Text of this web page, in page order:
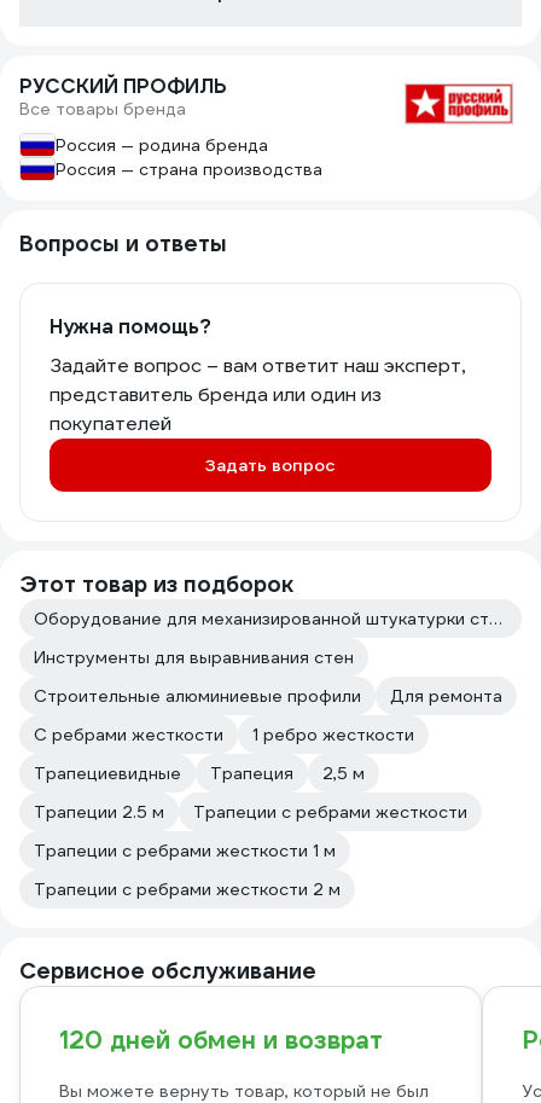
РУССКИЙ ПРОФИЛЬ
Все товары бренда
Россия — родина бренда
Россия — страна производства
Вопросы и ответы
Нужна помощь?
Задайте вопрос – вам ответит наш эксперт,
представитель бренда или один из
покупателей
Задать вопрос
Этот товар из подборок
Оборудование для механизированной штукатурки стен
Инструменты для выравнивания стен
Строительные алюминиевые профили
Для ремонта
С ребрами жесткости
1 ребро жесткости
Трапециевидные
Трапеция
2,5 м
Трапеции 2.5 м
Трапеции с ребрами жесткости
Трапеции с ребрами жесткости 1 м
Трапеции с ребрами жесткости 2 м
Сервисное обслуживание
120 дней обмен и возврат
Вы можете вернуть товар, который не был